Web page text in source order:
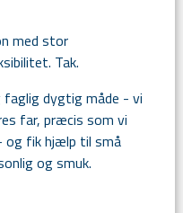
med stor
Tak.
faglig dygtig måde - vi
far, præcis som vi
og fik hjælp til små
og smuk.